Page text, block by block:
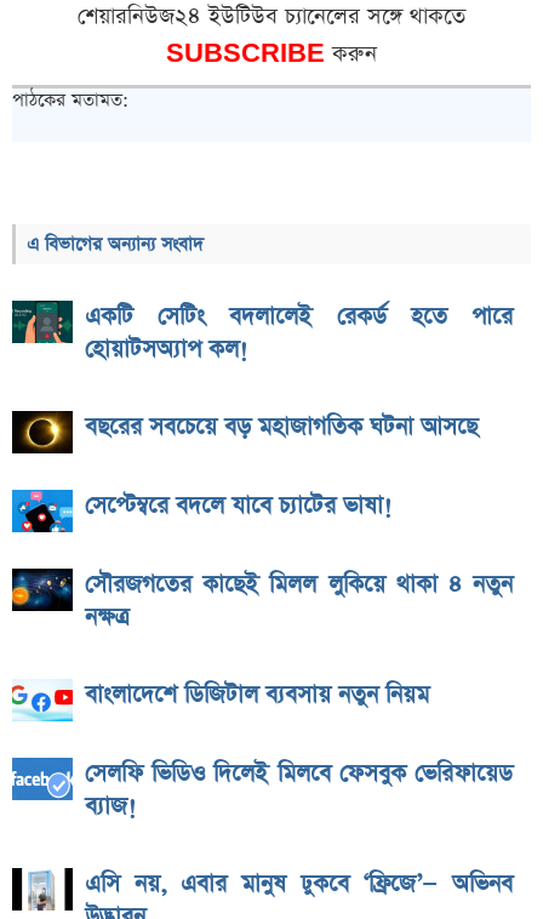
শেয়ারনিউজ২৪ ইউটিউব চ্যানেলের সঙ্গে থাকতে
SUBSCRIBEকরুন
পাঠকের মতামত:
এ বিভাগের অন্যান্য সংবাদ
একটি সেটিং বদলালেই রেকর্ড হতে পারে
হোয়াটসঅ্যাপ কল!
বছরের সবচেয়ে বড় মহাজাগতিক ঘটনা আসছে
সেপ্টেম্বরে বদলে যাবে চ্যাটের ভাষা!
সৌরজগতের কাছেই মিলল লুকিয়ে থাকা ৪ নতুন
নক্ষত্র
বাংলাদেশে ডিজিটাল ব্যবসায় নতুন নিয়ম
সেলফি ভিডিও দিলেই মিলবে ফেসবুক ভেরিফায়েড
ব্যাজ!
এসি নয়, এবার মানুষ ঢুকবে ‘ফ্রিজে’— অভিনব